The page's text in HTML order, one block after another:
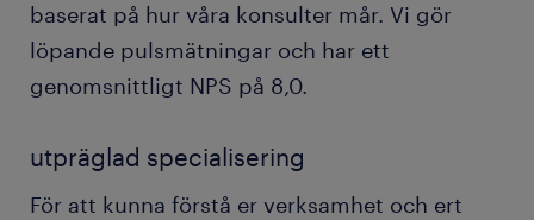
baserat på hur våra konsulter mår. Vi gör
löpande pulsmätningar och har ett
genomsnittligt NPS på 8,0.
utpräglad specialisering
För att kunna förstå er verksamhet och ert